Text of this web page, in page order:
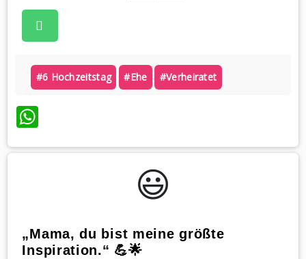
#6 Hochzeitstag #ehe #verheiratet
WhatsApp
😃️
„Mama, du bist meine größte
Inspiration.“ 💪🌟